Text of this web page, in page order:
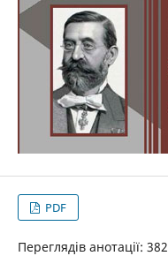
PDF
Переглядів анотації: 382